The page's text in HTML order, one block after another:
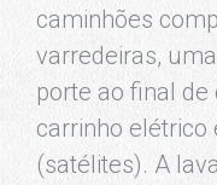
caminhões
varredeiras,
porte ao final de
carrinho elétrico
(satélites). A